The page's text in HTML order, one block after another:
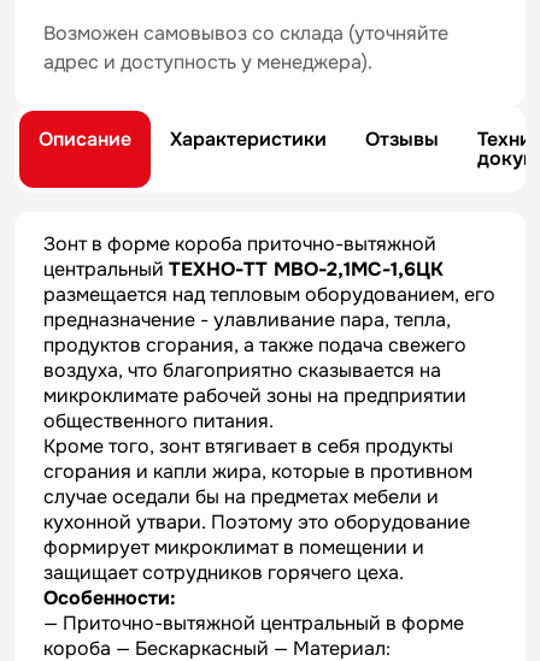
Возможен самовывоз со склада (уточняйте
адрес и доступность у менеджера).
Описание Характеристики Отзывы
Зонт в форме короба приточно-вытяжной
центральный ТЕХНО-ТТ МВО-2,1МС-1,6ЦК
размещается над тепловым оборудованием, его
предназначение - улавливание пара, тепла,
продуктов сгорания, а также подача свежего
воздуха, что благоприятно сказывается на
микроклимате рабочей зоны на предприятии
общественного питания.
Кроме того, зонт втягивает в себя продукты
сгорания и капли жира, которые в противном
случае оседали бы на предметах мебели и
кухонной утвари. Поэтому это оборудование
формирует микроклимат в помещении и
защищает сотрудников горячего цеха.
Особенности:
— Приточно-вытяжной центральный в форме
короба — Бескаркасный — Материал: